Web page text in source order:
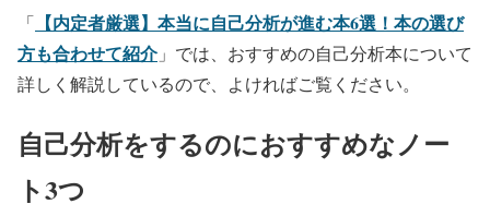
「 【内定者厳選】本当に自己分析が進む本6選！本の選び
方も合わせて紹介」では、おすすめの自己分析本について
詳しく解説しているので、よければご覧ください。
自己分析をするのにおすすめなノー
ト3つ